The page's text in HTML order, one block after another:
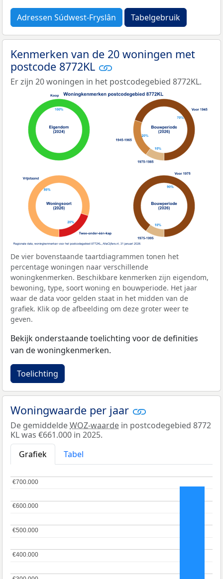
Adressen Súdwest-Fryslân Tabelgebruik
Kenmerken van de 20 woningen met
postcode 8772KL
Er zijn 20 woningen in het postcodegebied 8772KL.
De vier bovenstaande taartdiagrammen tonen het
percentage woningen naar verschillende
woningkenmerken. Beschikbare kenmerken zijn eigendom,
bewoning, type, soort woning en bouwperiode. Het jaar
waar de data voor gelden staat in het midden van de
grafiek. Klik op de afbeelding om deze groter weer te
geven.
Bekijk onderstaande toelichting voor de definities
van de woningkenmerken.
Toelichting
Woningwaarde per jaar
De gemiddeldeWOZ-waarde in postcodegebied 8772
KL was €661.000 in 2025.
Grafiek
Tabel
€400.000
€400.000
€500.000
€500.000
€600.000
€600.000
€700.000
€700.000